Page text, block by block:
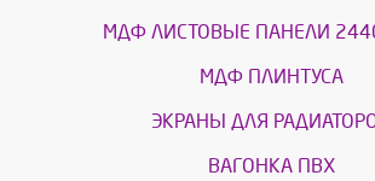
МДФ ЛИСТОВЫЕ ПАНЕЛИ
МДФ ПЛИНТУСА
ЭКРАНЫ ДЛЯ
ВАГОНКА ПВХ